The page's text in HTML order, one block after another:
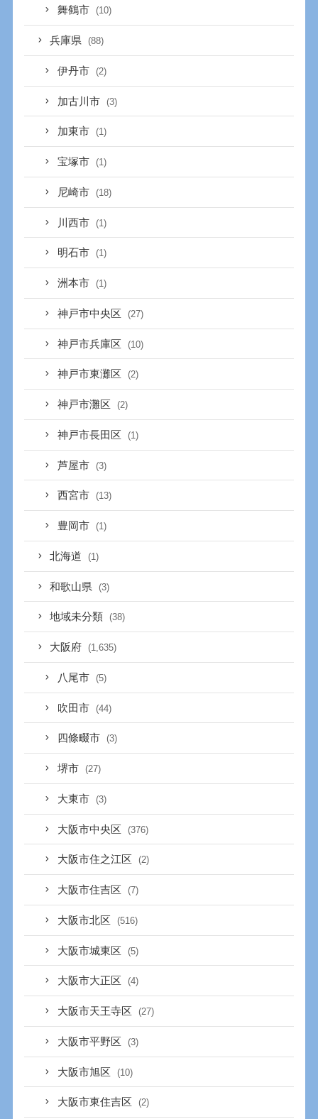
舞鶴市 (10)
兵庫県 (88)
伊丹市 (2)
加古川市 (3)
加東市 (1)
宝塚市 (1)
尼崎市 (18)
川西市 (1)
明石市 (1)
洲本市 (1)
神戸市中央区 (27)
神戸市兵庫区 (10)
神戸市東灘区 (2)
神戸市灘区 (2)
神戸市長田区 (1)
芦屋市 (3)
西宮市 (13)
豊岡市 (1)
北海道 (1)
和歌山県 (3)
地域未分類 (38)
大阪府 (1,635)
八尾市 (5)
吹田市 (44)
四條畷市 (3)
堺市 (27)
大東市 (3)
大阪市中央区 (376)
大阪市住之江区 (2)
大阪市住吉区 (7)
大阪市北区 (516)
大阪市城東区 (5)
大阪市大正区 (4)
大阪市天王寺区 (27)
大阪市平野区 (3)
大阪市旭区 (10)
大阪市東住吉区 (2)